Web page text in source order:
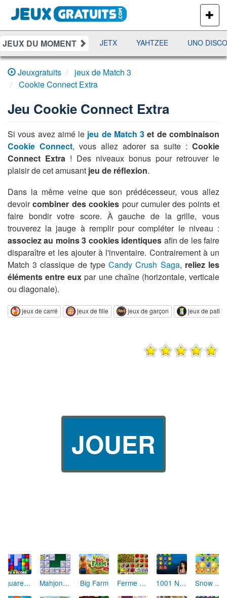
PLUS
DE
JEUX
JEUX DU MOMENT
DAMES RAMI JETX YAHTZEE UNO DISCO
Jeuxgratuits
jeux de Match 3
Cookie Connect Extra
Jeu Cookie Connect Extra
Si vous avez aimé le jeu de Match 3 et de combinaison
Cookie Connect, vous allez adorer sa suite : Cookie
Connect Extra ! Des niveaux bonus pour retrouver le
plaisir de cet amusant jeu de réflexion.
Dans la même veine que son prédécesseur, vous allez
devoircombiner des cookies pour cumuler des points et
faire bondir votre score. À gauche de la grille, vous
trouverez la jauge à remplir pour compléter le niveau :
associez au moins 3 cookies identiques afin de les faire
disparaître et les ajouter à l'inventaire. Contrairement à un
Match 3 classique de typeCandy Crush Saga, reliez les
éléments entre eux par une chaîne (horizontale, verticale
ou diagonale).
jeux de carré jeux de fille jeux de garçon jeux de
JOUER
Square Assembler Mahjong Cook Big Farm Ferme de Rêves 1001 Nuits Snow Queen 4